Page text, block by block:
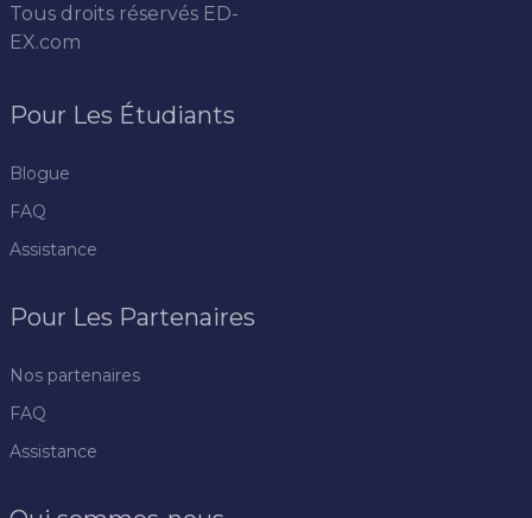
Tous droits réservés ED-
EX.com
Pour Les Étudiants
Blogue
FAQ
Assistance
Pour Les Partenaires
Nos partenaires
FAQ
Assistance